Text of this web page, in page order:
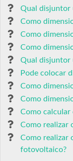
Qual disjuntor
Como
Como
Como
Qual disjuntor
Pode colocar
Como
Como
Como calcular
Como realizar
Como realizar
fotovoltaico?